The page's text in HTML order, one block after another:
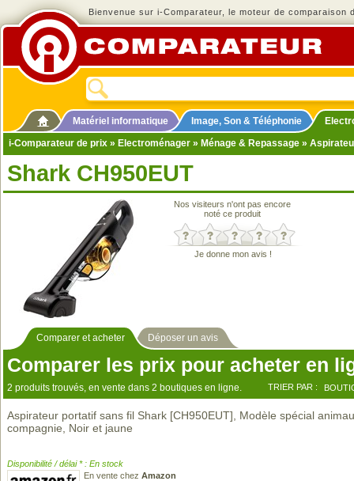
Bienvenue sur i-Comparateur, le moteur de comparaison
Matériel informatique Image, Son & Téléphonie
i-Comparateur de prix » Electroménager » Ménage & Repassage »
Shark CH950EUT
Nos visiteurs n'ont pas encore
noté ce produit
Je donne mon avis !
Comparer et acheter Déposer un avis
Comparer les prix pour acheter en
2 produits trouvés, en vente dans 2 boutiques en ligne. TRIER PAR :
Aspirateur portatif sans fil Shark [CH950EUT], Modèle spécial
compagnie, Noir et jaune
Disponibilité / délai * : En stock
En vente chez Amazon